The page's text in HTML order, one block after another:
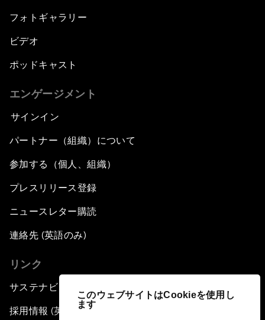
このウェブサイトはCookieを使用し
ます
フォトギャラリー
ビデオ
ポッドキャスト
エンゲージメント
サインイン
パートナー（組織）について
参加する（個人、組織）
プレスリリース登録
ニュースレター購読
連絡先 (英語のみ)
リンク
サステナビリティへの取り組み
採用情報 (英語のみ)